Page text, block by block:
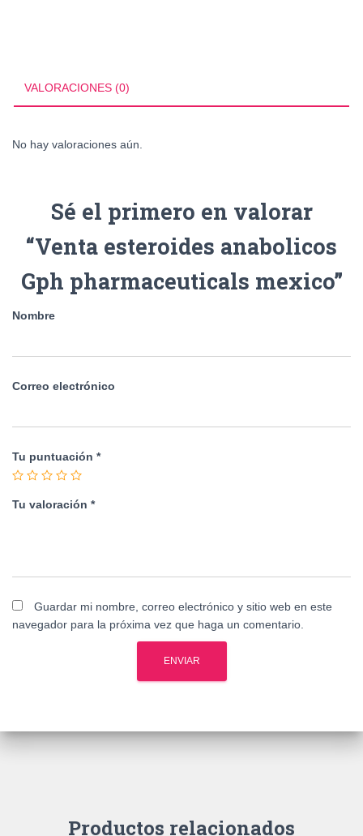
VALORACIONES (0)
No hay valoraciones aún.
Sé el primero en valorar
“Venta esteroides anabolicos
Gph pharmaceuticals mexico”
Nombre
Correo electrónico
Tu puntuación *
Tu valoración *
Guardar mi nombre, correo electrónico y sitio web en este
navegador para la próxima vez que haga un comentario.
Productos relacionados